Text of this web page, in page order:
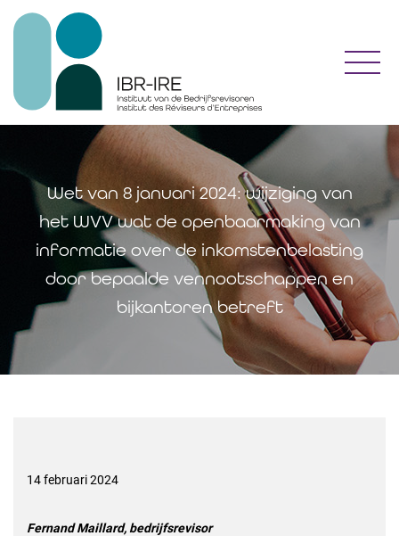
Wet van 8 januari 2024: wijziging van
het WVV wat de openbaarmaking van
informatie over de inkomstenbelasting
door bepaalde vennootschappen en
bijkantoren betreft
14 februari 2024
Fernand Maillard, bedrijfsrevisor